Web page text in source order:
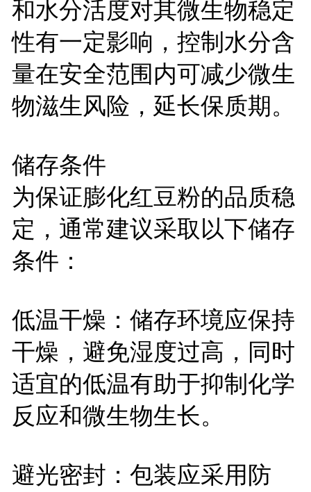
和水分活度对其微生物稳定
性有一定影响，控制水分含
量在安全范围内可减少微生
物滋生风险，延长保质期。
储存条件
为保证膨化红豆粉的品质稳
定，通常建议采取以下储存
条件：
低温干燥：储存环境应保持
干燥，避免湿度过高，同时
适宜的低温有助于抑制化学
反应和微生物生长。
避光密封：包装应采用防